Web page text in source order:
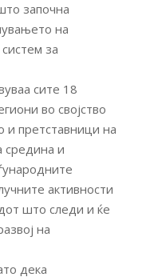
започна
на
за
сите 18
во својство
и претставници на
средина и
активности
што следи и ќе
на
дека